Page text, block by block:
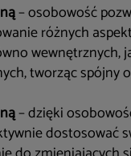
– osobowość
różnych
wewnętrznych,
tworząc spójny
– dzięki
dostosować